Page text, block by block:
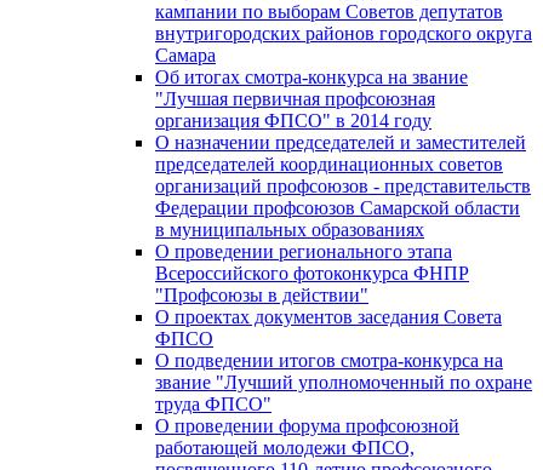
кампании по выборам Советов депутатов
внутригородских районов городского округа
Самара
Об итогах смотра-конкурса на звание
"Лучшая первичная профсоюзная
организация ФПСО" в 2014 году
О назначении председателей и заместителей
председателей координационных советов
организаций профсоюзов - представительств
Федерации профсоюзов Самарской области
в муниципальных образованиях
О проведении регионального этапа
Всероссийского фотоконкурса ФНПР
"Профсоюзы в действии"
О проектах документов заседания Совета
ФПСО
О подведении итогов смотра-конкурса на
звание "Лучший уполномоченный по охране
труда ФПСО"
О проведении форума профсоюзной
работающей молодежи ФПСО,